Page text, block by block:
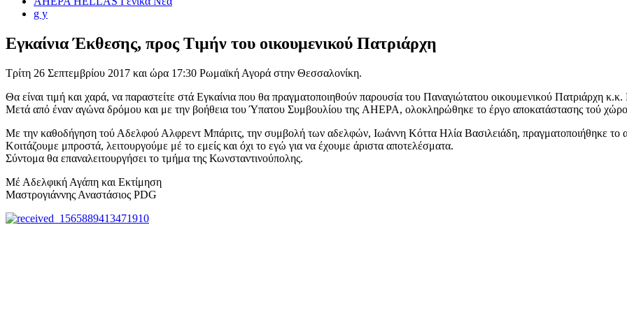
g y
Εγκαίνια Έκθεσης, προς Τιμήν του οικουμενικού Πατριάρχη
Τρίτη 26 Σεπτεμβρίου 2017 και ώρα 17:30 Ρωμαϊκή Αγορά στην Θεσσαλονίκη.
Θα είναι τιμή και χαρά, να παραστείτε στά Εγκαίνια που θα πραγματοποιηθούν παρουσία του Παναγιώτατου οικουμενικού Πατριάρχη
Μετά από έναν αγώνα δρόμου και με την βοήθεια του Ύπατου Συμβουλίου της AHEPA, ολοκληρώθηκε το έργο αποκατάστασης τού
Με την καθοδήγηση τού Αδελφού Αλφρεντ Μπάριτς, την συμβολή των αδελφών, Ιωάννη Κόττα Ηλία Βασιλειάδη, πραγματοποιήθηκε το
Κοιτάζουμε μπροστά, λειτουργούμε μέ το εμείς και όχι το εγώ για να έχουμε άριστα αποτελέσματα.
Σύντομα θα επαναλειτουργήσει το τμήμα της Κωνσταντινούπολης.
Μέ Αδελφική Αγάπη και Εκτίμηση
Μαστρογιάννης Αναστάσιος PDG